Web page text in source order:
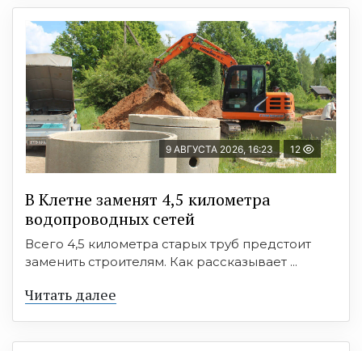
9 АВГУСТА 2026, 16:23 12
В Клетне заменят 4,5 километра
водопроводных сетей
Всего 4,5 километра старых труб предстоит
заменить строителям. Как рассказывает ...
Читать далее